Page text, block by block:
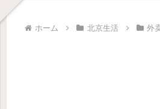
ホーム 北京生活 外